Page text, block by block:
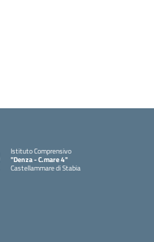
Istituto Comprensivo
"Denza - C.mare 4"
Castellammare di Stabia